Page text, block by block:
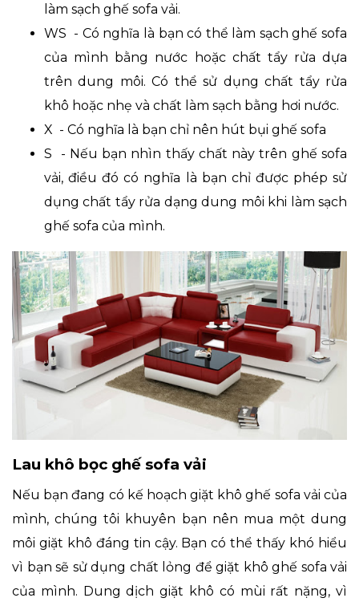
làm sạch ghế sofa vải.
WS - Có nghĩa là bạn có thể làm sạch ghế sofa
của mình bằng nước hoặc chất tẩy rửa dựa
trên dung môi. Có thể sử dụng chất tẩy rửa
khô hoặc nhẹ và chất làm sạch bằng hơi nước.
X - Có nghĩa là bạn chỉ nên hút bụi ghế sofa
S - Nếu bạn nhìn thấy chất này trên ghế sofa
vải, điều đó có nghĩa là bạn chỉ được phép sử
dụng chất tẩy rửa dạng dung môi khi làm sạch
ghế sofa của mình.
Lau khô bọc ghế sofa vải
Nếu bạn đang có kế hoạch giặt khô ghế sofa vải của
mình, chúng tôi khuyên bạn nên mua một dung
môi giặt khô đáng tin cậy. Bạn có thể thấy khó hiểu
vì bạn sẽ sử dụng chất lỏng để giặt khô ghế sofa vải
của mình. Dung dịch giặt khô có mùi rất nặng, vì